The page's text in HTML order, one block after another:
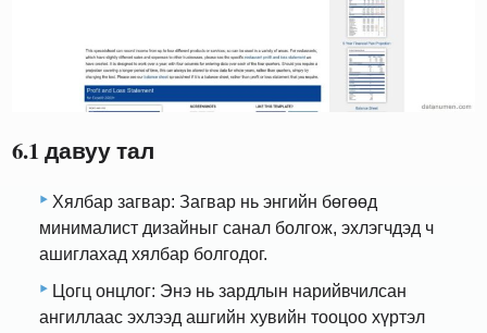
6.1 давуу тал
Хялбар загвар: Загвар нь энгийн бөгөөд
минималист дизайныг санал болгож, эхлэгчдэд ч
ашиглахад хялбар болгодог.
Цогц онцлог: Энэ нь зардлын нарийвчилсан
ангиллаас эхлээд ашгийн хувийн тооцоо хүртэл